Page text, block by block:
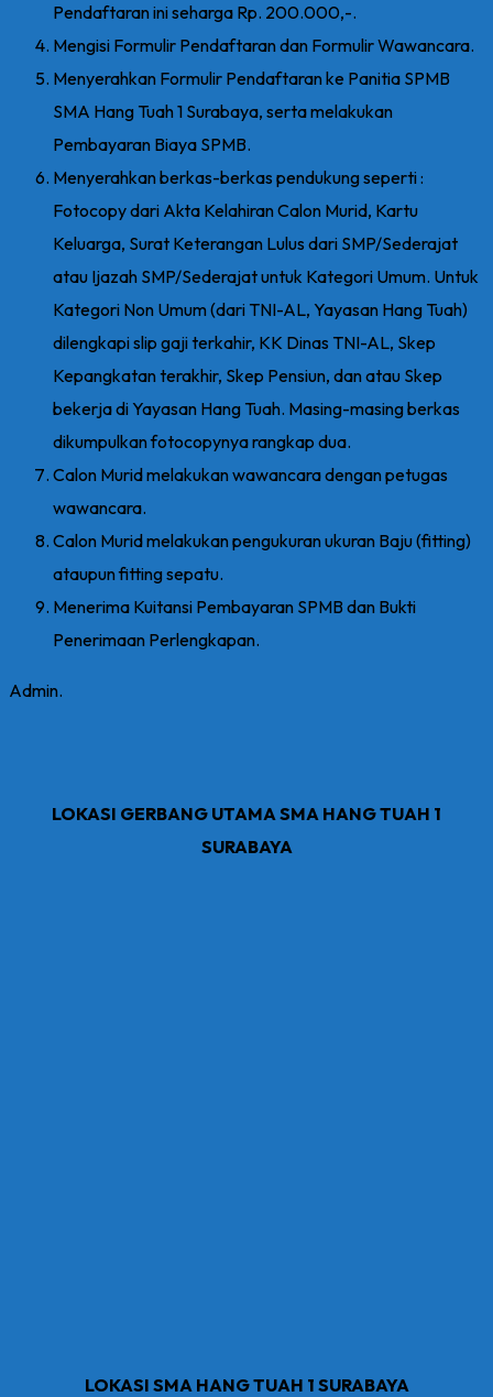
Pendaftaran ini seharga Rp. 200.000,-.
Mengisi Formulir Pendaftaran dan Formulir Wawancara.
Menyerahkan Formulir Pendaftaran ke Panitia SPMB
SMA Hang Tuah 1 Surabaya, serta melakukan
Pembayaran Biaya SPMB.
Menyerahkan berkas-berkas pendukung seperti :
Fotocopy dari Akta Kelahiran Calon Murid, Kartu
Keluarga, Surat Keterangan Lulus dari SMP/Sederajat
atau Ijazah SMP/Sederajat untuk Kategori Umum. Untuk
Kategori Non Umum (dari TNI-AL, Yayasan Hang Tuah)
dilengkapi slip gaji terkahir, KK Dinas TNI-AL, Skep
Kepangkatan terakhir, Skep Pensiun, dan atau Skep
bekerja di Yayasan Hang Tuah. Masing-masing berkas
dikumpulkan fotocopynya rangkap dua.
Calon Murid melakukan wawancara dengan petugas
wawancara.
Calon Murid melakukan pengukuran ukuran Baju (fitting)
ataupun fitting sepatu.
Menerima Kuitansi Pembayaran SPMB dan Bukti
Penerimaan Perlengkapan.
Admin.
LOKASI GERBANG UTAMA SMA HANG TUAH 1
SURABAYA
LOKASI SMA HANG TUAH 1 SURABAYA